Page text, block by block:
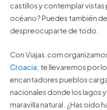
castillos y contemplar vistas
océano? Puedes también
despreocuparte de todo.
Con Viajas.com
Croacia; te llevaremos por
encantadores pueblos
nacionales donde los lagos
maravilla natural. ¿Has oído